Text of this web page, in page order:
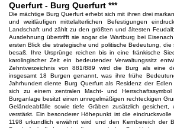
Querfurt - Burg Querfurt ***
Die mächtige Burg Querfurt erhebt sich mit ihren drei
und weitläufigen mittelalterlichen Befestigungen
Landschaft und zählt zu den größten und ältesten
Ausdehnung übertrifft sie sogar die Wartburg bei
ersten Blick die strategische und politische Bedeutung,
besaß. Ihre Ursprünge reichen bis in eine fränkische
karolingischer Zeit ein bedeutender Verwaltungssitz
Zehntverzeichnis von 881/889 wird die Burg als eine
insgesamt 18 Burgen genannt, was ihre frühe
Jahrhundert diente Burg Querfurt als Residenz der
sich zu einem zentralen Macht- und
Burganlage besitzt einen unregelmäßigen rechteckigen
Geländeabfälle sowie tiefe Gräben zusätzlich gesichert,
verstärkt. Ein besonderer Höhepunkt ist die
1198 urkundlich erwähnt wird und den Kernbereich der